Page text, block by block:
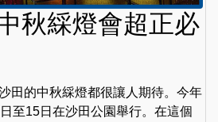
秋綵燈會超正必
田的中秋綵燈都很讓人期待。今年
至15日在沙田公園舉行。在這個